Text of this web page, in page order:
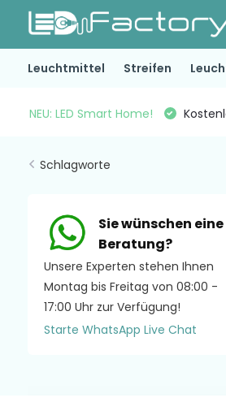
Leuchtmittel Streifen
NEU: LED Smart Home!
Schlagworte
Sie wünschen eine
Beratung?
Unsere Experten stehen Ihnen
Montag bis Freitag von 08:00 -
17:00 Uhr zur Verfügung!
Starte WhatsApp Live Chat